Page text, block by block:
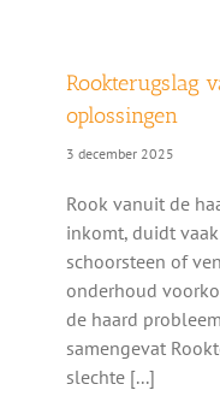
Rookterugslag
oplossingen
3 december 2025
Rook vanuit de
inkomt, duidt
schoorsteen of
onderhoud
de haard
samengevat
slechte [...]